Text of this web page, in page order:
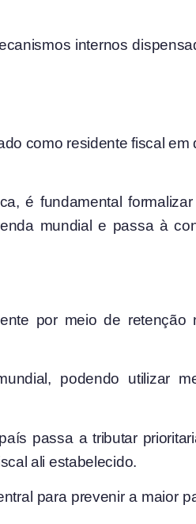
internos
como residente fiscal em
, é fundamental
mundial e passa à
por meio de retenção
podendo utilizar
passa a tributar
ali estabelecido.
para prevenir a maior